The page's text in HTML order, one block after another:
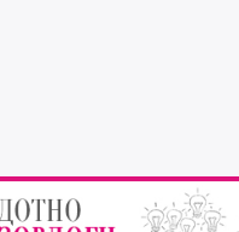
хааж, засварлана
уржигдар